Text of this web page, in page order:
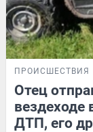
ПРОИСШЕСТВИЯ
Отец
вездеходе
ДТП, его